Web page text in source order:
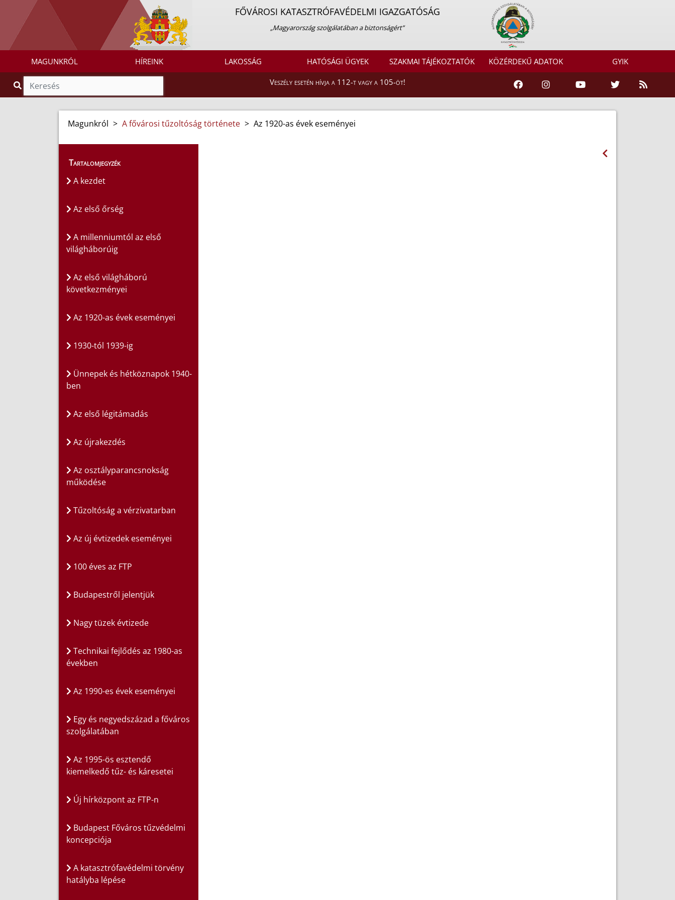
FŐVÁROSI KATASZTRÓFAVÉDELMI IGAZGATÓSÁG
„Magyarország szolgálatában a biztonságért”
MAGUNKRÓL HÍREINK LAKOSSÁG HATÓSÁGI ÜGYEK SZAKMAI TÁJÉKOZTATÓK KÖZÉRDEKŰ ADATOK GYIK
Veszély esetén hívja a 112-t vagy a 105-öt!
Magunkról > A fővárosi tűzoltóság története > Az 1920-as évek eseményei
Tartalomjegyzék
A kezdet
Az első őrség
A millenniumtól az első
világháborúig
Az első világháború
következményei
Az 1920-as évek eseményei
1930-tól 1939-ig
Ünnepek és hétköznapok 1940-
ben
Az első légitámadás
Az újrakezdés
Az osztályparancsnokság
működése
Tűzoltóság a vérzivatarban
Az új évtizedek eseményei
100 éves az FTP
Budapestről jelentjük
Nagy tüzek évtizede
Technikai fejlődés az 1980-as
években
Az 1990-es évek eseményei
Egy és negyedszázad a főváros
szolgálatában
Az 1995-ös esztendő
kiemelkedő tűz- és káresetei
Új hírközpont az FTP-n
Budapest Főváros tűzvédelmi
koncepciója
A katasztrófavédelmi törvény
hatályba lépése